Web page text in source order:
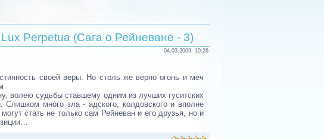
Perpetua (Сага о Рейневане - 3)
04.03.2009, 10:26
своей веры. Но столь же верно огонь и меч
волею судьбы ставшему одним из лучших гуситских
много зла - адского, колдовского и вполне
стать не только сам Рейневан и его друзья, но и